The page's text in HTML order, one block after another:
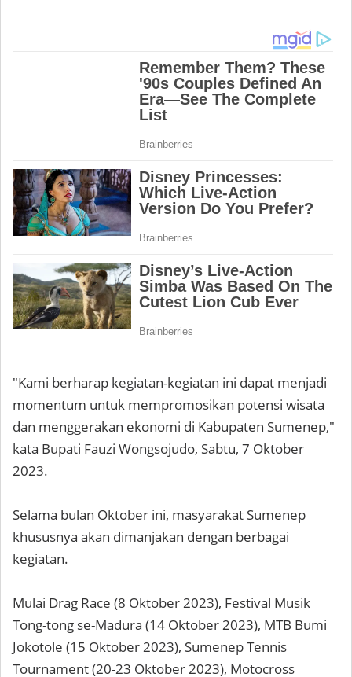
"Kami berharap kegiatan-kegiatan ini dapat menjadi
momentum untuk mempromosikan potensi wisata
dan menggerakan ekonomi di Kabupaten Sumenep,"
kata Bupati Fauzi Wongsojudo, Sabtu, 7 Oktober
2023.
Selama bulan Oktober ini, masyarakat Sumenep
khususnya akan dimanjakan dengan berbagai
kegiatan.
Mulai Drag Race (8 Oktober 2023), Festival Musik
Tong-tong se-Madura (14 Oktober 2023), MTB Bumi
Jokotole (15 Oktober 2023), Sumenep Tennis
Tournament (20-23 Oktober 2023), Motocross